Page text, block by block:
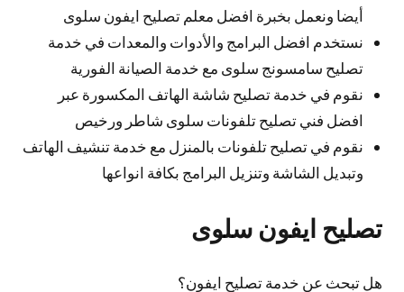
أيضا ونعمل بخبرة افضل معلم تصليح ايفون سلوى
نستخدم افضل البرامج والأدوات والمعدات في خدمة
تصليح سامسونج سلوى مع خدمة الصيانة الفورية
نقوم في خدمة تصليح شاشة الهاتف المكسورة عبر
افضل فني تصليح تلفونات سلوى شاطر ورخيص
نقوم في تصليح تلفونات بالمنزل مع خدمة تنشيف الهاتف
وتبديل الشاشة وتنزيل البرامج بكافة انواعها
تصليح ايفون سلوى
هل تبحث عن خدمة تصليح ايفون؟